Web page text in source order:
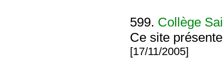
599. Collège
Ce site
[17/11/2005]